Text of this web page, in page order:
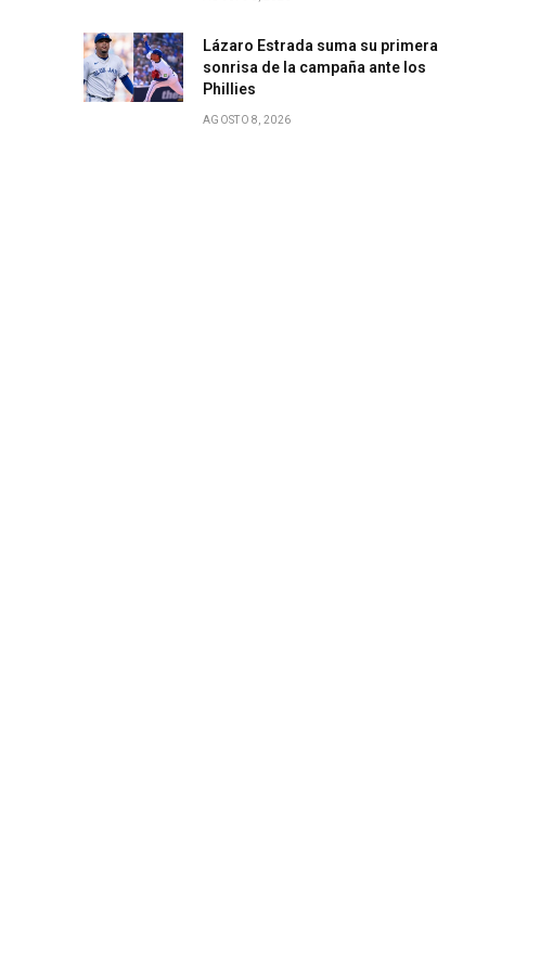
Lázaro Estrada suma su primera
sonrisa de la campaña ante los
Phillies
AGOSTO 8, 2026